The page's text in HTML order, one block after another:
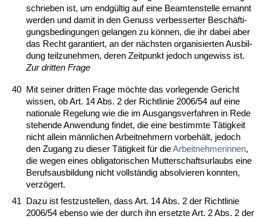
schrie­ben ist, um endgültig auf ei­ne Be­am­ten­stel­le er­nannt
wer­den und da­mit in den Ge­nuss ver­bes­ser­ter Beschäfti­
gungs­be­din­gun­gen ge­lan­gen zu können, die ihr da­bei aber
das Recht ga­ran­tiert, an der nächs­ten or­ga­ni­sier­ten Aus­bil­
dung teil­zu­neh­men, de­ren Zeit­punkt je­doch un­ge­wiss ist.
Zur drit­ten Fra­ge
40 Mit sei­ner drit­ten Fra­ge möch­te das vor­le­gen­de Ge­richt
wis­sen, ob Art. 14 Abs. 2 der Richt­li­nie 2006/54 auf ei­ne
na­tio­na­le Re­ge­lung wie die im Aus­gangs­ver­fah­ren in Re­de
ste­hen­de An­wen­dung fin­det, die ei­ne be­stimm­te Tätig­keit
nicht al­lein männ­li­chen Ar­beit­neh­mern vor­behält, je­doch
den Zu­gang zu die­ser Tätig­keit für dieAr­beit­neh­me­rin­nen,
die we­gen ei­nes ob­li­ga­to­ri­schen Mut­ter­schafts­ur­laubs ei­ne
Be­rufs­aus­bil­dung nicht vollständig ab­sol­vie­ren konn­ten,
verzögert.
41 Da­zu ist fest­zu­stel­len, dass Art. 14 Abs. 2 der Richt­li­nie
2006/54 eben­so wie der durch ihn er­setz­te Art. 2 Abs. 2 der